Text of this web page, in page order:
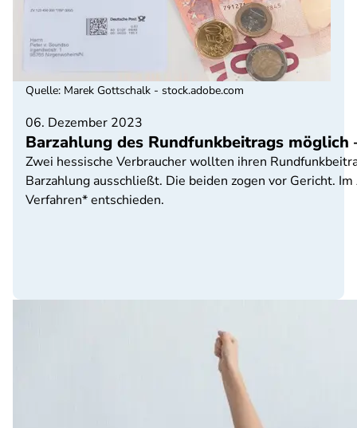
06. Dezember 2023
Barzahlung des Rundfunkbeitrags möglich
Zwei hessische Verbraucher wollten ihren
Barzahlung ausschließt. Die beiden zogen vor Gericht.
Verfahren* entschieden.
Quelle: Marek Gottschalk - stock.adobe.com